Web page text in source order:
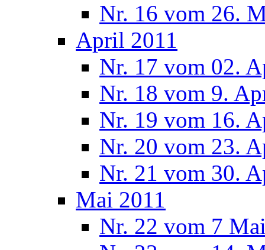
Nr. 16 vom 26.
April 2011
Nr. 17 vom 02.
Nr. 18 vom 9.
Nr. 19 vom 16.
Nr. 20 vom 23.
Nr. 21 vom 30.
Mai 2011
Nr. 22 vom 7